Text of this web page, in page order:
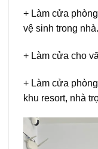
+ Làm cửa
vệ sinh trong nhà.
+ Làm cửa cho
+ Làm cửa
khu resort, nhà